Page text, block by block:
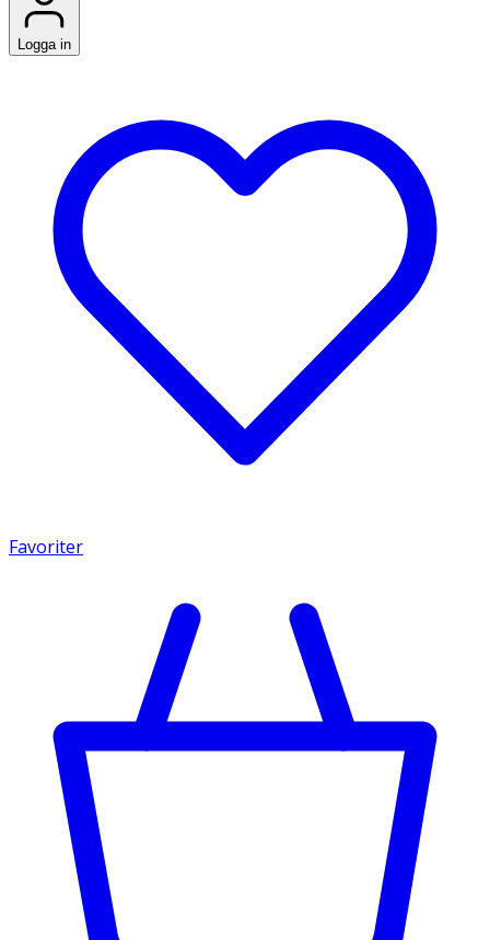
Logga in
Favoriter